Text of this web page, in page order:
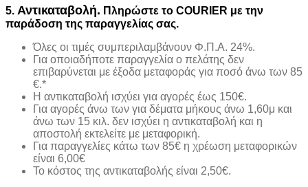
5. Αντικαταβολή. Πληρώστε το COURIER με την
παράδοση της παραγγελίας σας.
Όλες οι τιμές συμπεριλαμβάνουν Φ.Π.Α. 24%.
Για οποιαδήποτε παραγγελία ο πελάτης δεν
επιβαρύνεται με έξοδα μεταφοράς για ποσό άνω των 85
€.*
H αντικαταβολή ισχύει για αγορές έως 150€.
Για αγορές άνω των για δέματα μήκους άνω 1,60μ και
άνω των 15 κιλ. δεν ισχύει η αντικαταβολή και η
αποστολή εκτελείτε με μεταφορική.
Για παραγγελίες κάτω των 85€ η χρέωση μεταφορικών
είναι 6,00€
Το κόστος της αντικαταβολής είναι 2,50€.